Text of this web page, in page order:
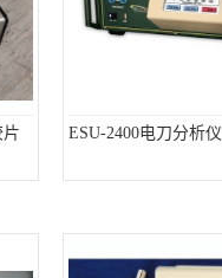
片
ESU-2400电刀分析仪